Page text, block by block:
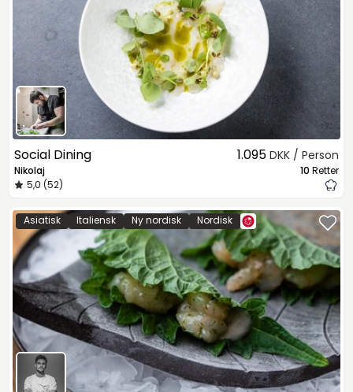
Social Dining
Nikolaj
5,0 (52)
1.095 DKK / Person
10 Retter
Asiatisk Italiensk Ny nordisk Nordisk